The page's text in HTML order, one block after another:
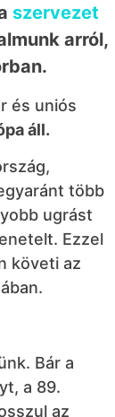
szervezet
arról,
és uniós
áll.
több
ugrást
Ezzel
követi az
Bár a
a 89.
az